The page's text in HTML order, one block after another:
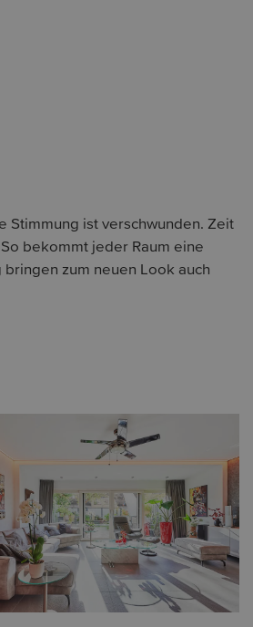
Stimmung ist verschwunden. Zeit
bekommt jeder Raum eine
zum neuen Look auch